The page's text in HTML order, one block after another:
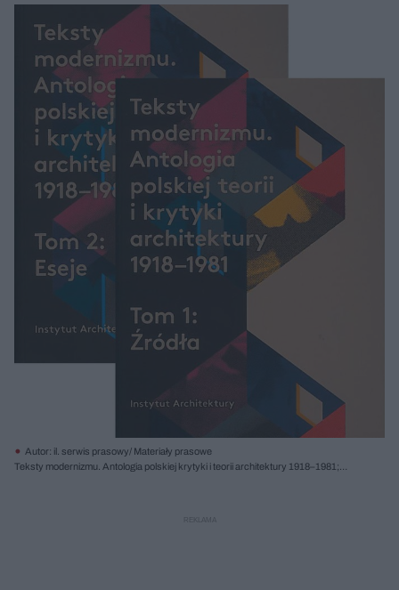
Autor: il. serwis prasowy/ Materiały prasowe
Teksty modernizmu. Antologia polskiej krytyki i teorii architektury 1918–1981;